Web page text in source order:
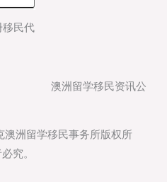
移民代
澳洲留学移民资讯公
澳洲留学移民事务所版权所
究。